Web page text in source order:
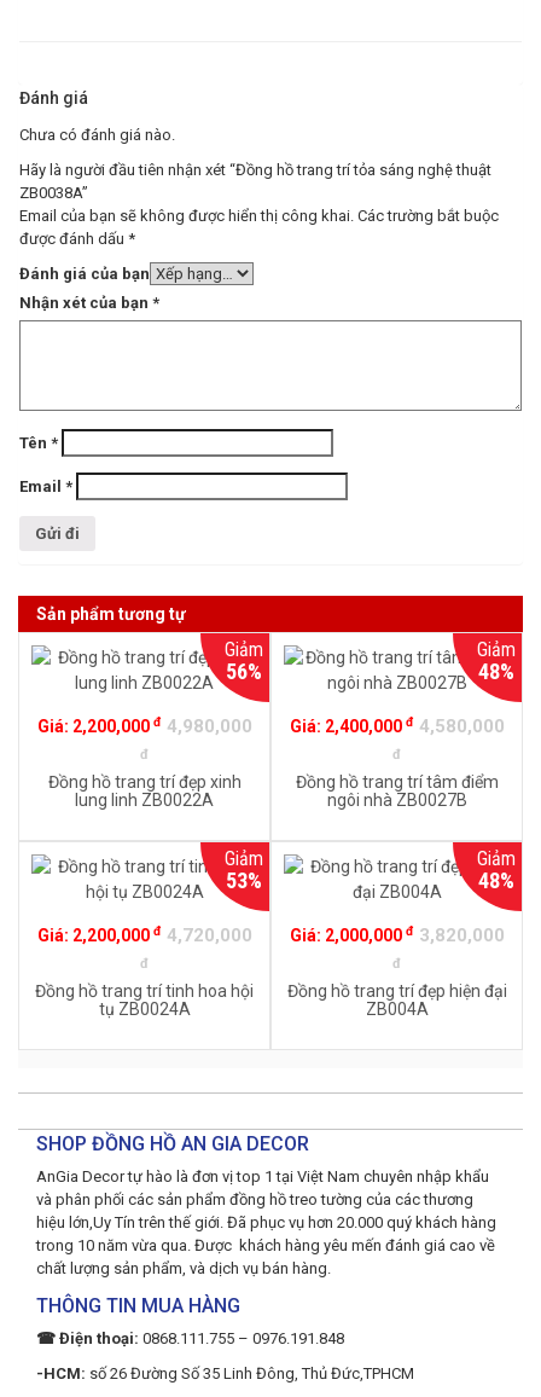
Đánh giá
Chưa có đánh giá nào.
Hãy là người đầu tiên nhận xét “Đồng hồ trang trí tỏa sáng nghệ thuật
ZB0038A”
Email của bạn sẽ không được hiển thị công khai. Các trường bắt buộc
được đánh dấu *
Đánh giá của bạn
Nhận xét của bạn *
Tên *
Email *
Sản phẩm tương tự
Giảm
56%
Giá: 2,200,000 đ 4,980,000
đ
Đồng hồ trang trí đẹp xinh
lung linh ZB0022A
Giảm
48%
Giá: 2,400,000 đ 4,580,000
đ
Đồng hồ trang trí tâm điểm
ngôi nhà ZB0027B
Giảm
53%
Giá: 2,200,000 đ 4,720,000
đ
Đồng hồ trang trí tinh hoa hội
tụ ZB0024A
Giảm
48%
Giá: 2,000,000 đ 3,820,000
đ
Đồng hồ trang trí đẹp hiện đại
ZB004A
SHOP ĐỒNG HỒ AN GIA DECOR
AnGia Decor tự hào là đơn vị top 1 tại Việt Nam chuyên nhập khẩu
và phân phối các sản phẩm đồng hồ treo tường của các thương
hiệu lớn,Uy Tín trên thế giới. Đã phục vụ hơn 20.000 quý khách hàng
trong 10 năm vừa qua. Được khách hàng yêu mến đánh giá cao về
chất lượng sản phẩm, và dịch vụ bán hàng.
THÔNG TIN MUA HÀNG
☎ Điện thoại: 0868.111.755 – 0976.191.848
-HCM: số 26 Đường Số 35 Linh Đông, Thủ Đức,TPHCM